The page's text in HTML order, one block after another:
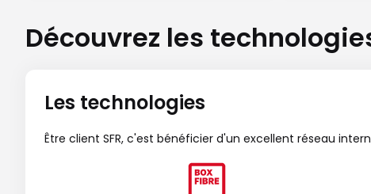
Découvrez les
Les technologies
Être client SFR, c'est bénéficier d'un excellent réseau